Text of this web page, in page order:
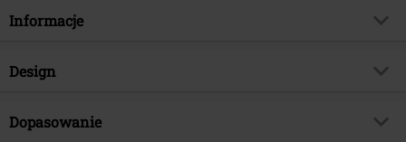
Informacje
Numer artykułu
Brand
Design
Rodzaj artykułu
Dopasowanie